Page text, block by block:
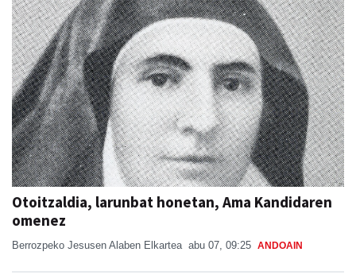
Otoitzaldia, larunbat honetan, Ama Kandidaren
omenez
Berrozpeko Jesusen Alaben Elkartea abu 07, 09:25 ANDOAIN